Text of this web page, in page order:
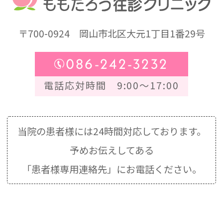
〒700-0924岡山市北区大元1丁目1番29号
086-242-3232
電話応対時間 9:00～17:00
当院の患者様には24時間対応しております。
予めお伝えしてある
「患者様専用連絡先」にお電話ください。